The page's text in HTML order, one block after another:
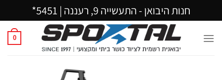
חנות היבואן - התעשייה 9, רעננה | 5451*
0